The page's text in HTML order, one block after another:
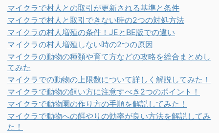
マイクラで村人との取引が更新される基準と条件
マイクラで村人と取引できない時の2つの対処方法
マイクラの村人増殖の条件！JEとBE版での違い
マイクラの村人増殖しない時の2つの原因
マイクラの動物の種類や育て方などの攻略を総合まとめし
てみた
マイクラでの動物の上限数について詳しく解説してみた！
マイクラで動物の飼い方に注意すべき2つのポイント！
マイクラで動物園の作り方の手順を解説してみた！
マイクラで動物への餌やりの効率が良い方法を解説してみ
た！